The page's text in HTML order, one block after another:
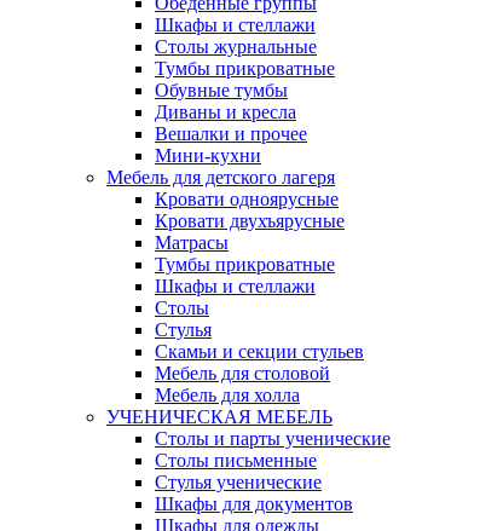
Шкафы и стеллажи
Столы журнальные
Тумбы прикроватные
Обувные тумбы
Диваны и кресла
Вешалки и прочее
Мини-кухни
Мебель для детского лагеря
Кровати одноярусные
Кровати двухъярусные
Матрасы
Тумбы прикроватные
Шкафы и стеллажи
Столы
Стулья
Скамьи и секции стульев
Мебель для столовой
Мебель для холла
УЧЕНИЧЕСКАЯ МЕБЕЛЬ
Столы и парты ученические
Столы письменные
Стулья ученические
Шкафы для документов
Шкафы для одежды